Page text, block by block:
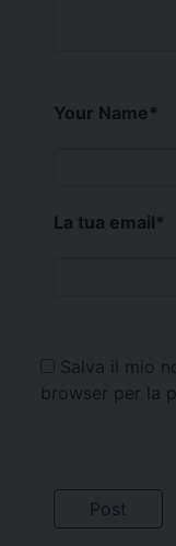
Your Name*
La tua email*
Salva il mio
browser per la